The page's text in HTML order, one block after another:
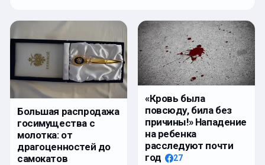
Большая распродажа
госимущества с
молотка: от
драгоценностей до
самокатов
«Кровь была
повсюду, била без
причины!» Нападение
на ребенка
расследуют почти
год
27